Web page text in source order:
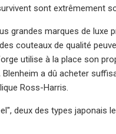
sont extrêmement
grandes marques de luxe
couteaux de qualité
utilise à la place son
a dû acheter
Ross-Harris.
deux des types japonais